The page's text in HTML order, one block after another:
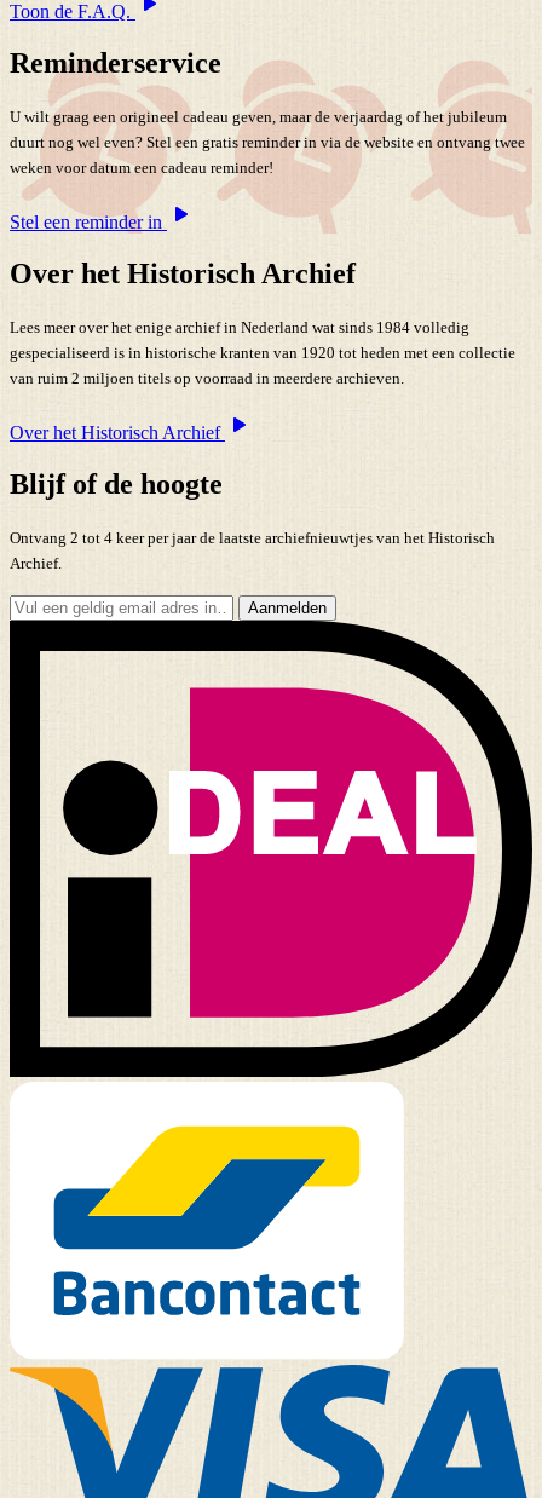
Toon de F.A.Q.
Reminderservice
U wilt graag een origineel cadeau geven, maar de verjaardag of het jubileum
duurt nog wel even? Stel een gratis reminder in via de website en ontvang twee
weken voor datum een cadeau reminder!
Stel een reminder in
Over het Historisch Archief
Lees meer over het enige archief in Nederland wat sinds 1984 volledig
gespecialiseerd is in historische kranten van 1920 tot heden met een collectie
van ruim 2 miljoen titels op voorraad in meerdere archieven.
Over het Historisch Archief
Blijf of de hoogte
Ontvang 2 tot 4 keer per jaar de laatste archiefnieuwtjes van het Historisch
Archief.
Aanmelden